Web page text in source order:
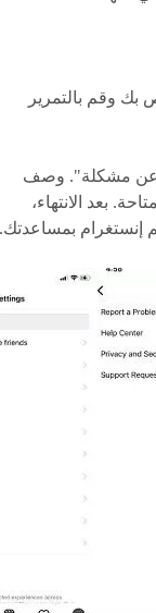
بك وقم بالتمرير
عن مشكلة". وصف
بعد الانتهاء،
بمساعدتك.